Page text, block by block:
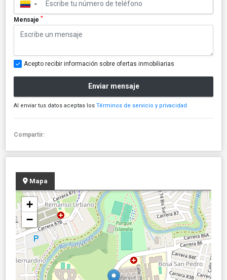
▼
Mensaje *
Acepto recibir información sobre ofertas inmobiliarias
Enviar mensaje
Al enviar tus datos aceptas los Términos de servicio y privacidad
Compartir:
Mapa
+
−